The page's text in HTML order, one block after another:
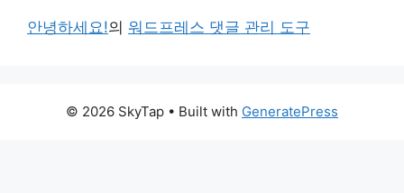
안녕하세요!의 워드프레스 댓글 관리 도구
© 2026 SkyTap • Built with GeneratePress